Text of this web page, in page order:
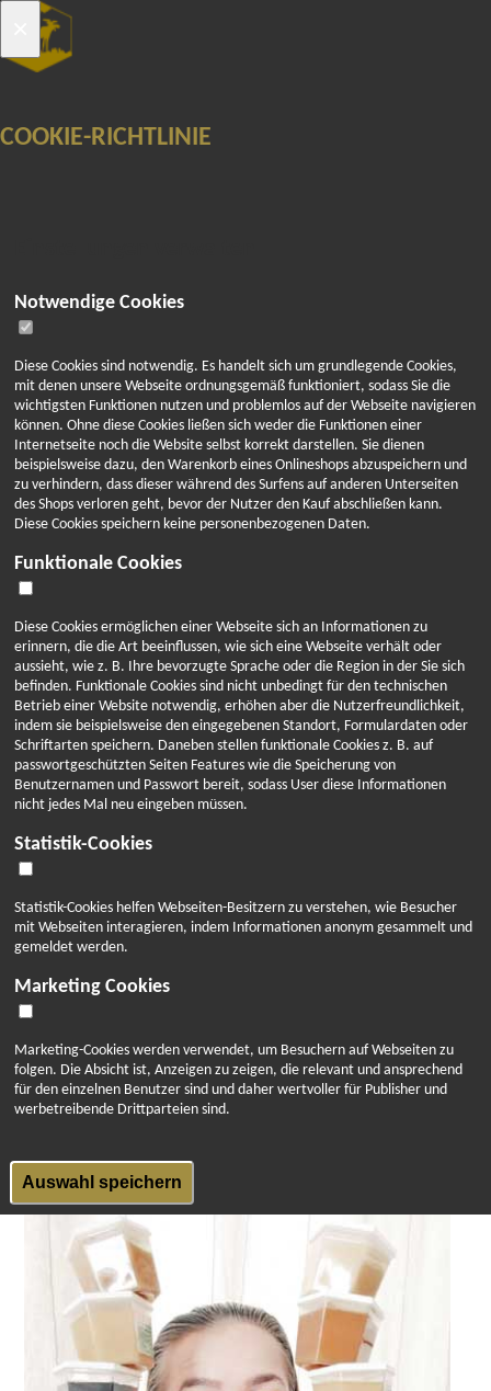
REZEPTE MIT HONIG
ARKTISCHER-HONIG PRODUKTE
GALERIE
HONIGLICHE FOTOGALERIE
PRESSEAUSSCHNITTE
ARKTISCHER-HONIG ZERTIFIKATE
HONIGLICHE VIDEOGALERIE
HONIG TEAM
ARKTISCHER-HONIG KUNDENBEFRAGUNG
HONIGLICHE NEWSLETTER
KONTAKT
HONIGHOFLADEN
FI DE EN
BELIEBTE
KAUFEN
Jetzt entdecken
ZURÜCK ZUM AKTUELLES
ganz schön heiß. Darum haben wir hier ein tolles Drink-
Rezept für Hitze-Nachmittage! Zum Süßen von Drinks
Arktischer Honig, Polarsommerzauber oder Goldener
Herbst!
Honig-Cosmopolitan
1 Scheibe Limette
45 ml Wodka
45 ml Cranberry- oder Preiselbeersaft
COOKIE-RICHTLINIE
Notwendige Cookies
Diese Cookies sind notwendig. Es handelt sich um grundlegende Cookies,
mit denen unsere Webseite ordnungsgemäß funktioniert, sodass Sie die
wichtigsten Funktionen nutzen und problemlos auf der Webseite navigieren
können. Ohne diese Cookies ließen sich weder die Funktionen einer
Internetseite noch die Website selbst korrekt darstellen. Sie dienen
beispielsweise dazu, den Warenkorb eines Onlineshops abzuspeichern und
zu verhindern, dass dieser während des Surfens auf anderen Unterseiten
des Shops verloren geht, bevor der Nutzer den Kauf abschließen kann.
Diese Cookies speichern keine personenbezogenen Daten.
Funktionale Cookies
Diese Cookies ermöglichen einer Webseite sich an Informationen zu
erinnern, die die Art beeinflussen, wie sich eine Webseite verhält oder
aussieht, wie z. B. Ihre bevorzugte Sprache oder die Region in der Sie sich
befinden. Funktionale Cookies sind nicht unbedingt für den technischen
Betrieb einer Website notwendig, erhöhen aber die Nutzerfreundlichkeit,
indem sie beispielsweise den eingegebenen Standort, Formulardaten oder
Schriftarten speichern. Daneben stellen funktionale Cookies z. B. auf
passwortgeschützten Seiten Features wie die Speicherung von
Benutzernamen und Passwort bereit, sodass User diese Informationen
nicht jedes Mal neu eingeben müssen.
Statistik-Cookies
Statistik-Cookies helfen Webseiten-Besitzern zu verstehen, wie Besucher
mit Webseiten interagieren, indem Informationen anonym gesammelt und
gemeldet werden.
Marketing Cookies
Marketing-Cookies werden verwendet, um Besuchern auf Webseiten zu
folgen. Die Absicht ist, Anzeigen zu zeigen, die relevant und ansprechend
für den einzelnen Benutzer sind und daher wertvoller für Publisher und
werbetreibende Drittparteien sind.
Auswahl speichern